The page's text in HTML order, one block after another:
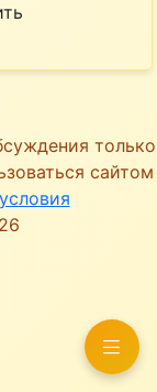
только
сайтом
условия